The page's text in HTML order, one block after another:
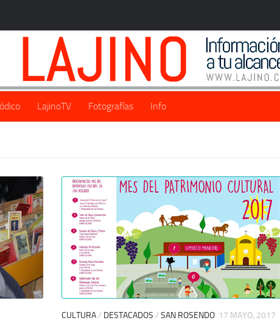
LajinoTV Fotografías Info
CULTURA/ DESTACADOS / SAN ROSENDO 17 MAYO, 2017